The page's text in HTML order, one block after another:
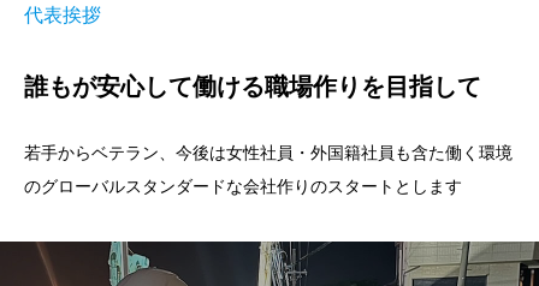
代表挨拶
誰もが安心して働ける職場作りを目指して
若手からベテラン、今後は女性社員・外国籍社員も含た働く環境
のグローバルスタンダードな会社作りのスタートとします